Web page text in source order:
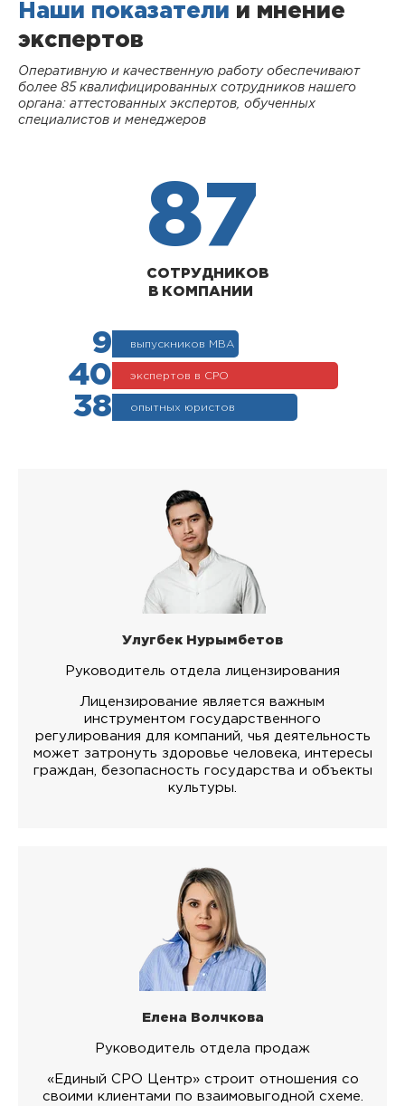
Наши показатели и мнение
экспертов
Оперативную и качественную работу обеспечивают
более 85 квалифицированных сотрудников нашего
органа: аттестованных экспертов, обученных
специалистов и менеджеров
87
СОТРУДНИКОВ
В КОМПАНИИ
9 выпускников МВА
40 экспертов в СРО
38 опытных юристов
Улугбек Нурымбетов
Руководитель отдела лицензирования
Лицензирование является важным
инструментом государственного
регулирования для компаний, чья деятельность
может затронуть здоровье человека, интересы
граждан, безопасность государства и объекты
культуры.
Елена Волчкова
Руководитель отдела продаж
«Единый СРО Центр» строит отношения со
своими клиентами по взаимовыгодной схеме.